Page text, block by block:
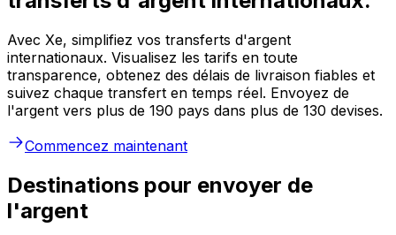
Avec Xe, simplifiez vos transferts d'argent
internationaux. Visualisez les tarifs en toute
transparence, obtenez des délais de livraison fiables et
suivez chaque transfert en temps réel. Envoyez de
l'argent vers plus de 190 pays dans plus de 130 devises.
Commencez maintenant
Destinations pour envoyer de
l'argent